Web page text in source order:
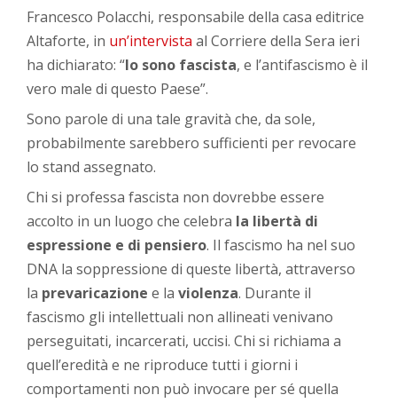
Francesco Polacchi, responsabile della casa editrice
Altaforte, in un’intervista al Corriere della Sera ieri
ha dichiarato: “Io sono fascista, e l’antifascismo è il
vero male di questo Paese”.
Sono parole di una tale gravità che, da sole,
probabilmente sarebbero sufficienti per revocare
lo stand assegnato.
Chi si professa fascista non dovrebbe essere
accolto in un luogo che celebra la libertà di
espressione e di pensiero. Il fascismo ha nel suo
DNA la soppressione di queste libertà, attraverso
la prevaricazione e laviolenza. Durante il
fascismo gli intellettuali non allineati venivano
perseguitati, incarcerati, uccisi. Chi si richiama a
quell’eredità e ne riproduce tutti i giorni i
comportamenti non può invocare per sé quella